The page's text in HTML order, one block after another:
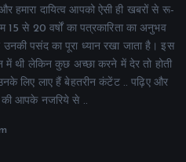
हमारा दायित्व आपको ऐसी ही खबरों से रू-
से 20 वर्षों का पत्रकारिता का अनुभव
पसंद का पूरा ध्यान रखा जाता है। इस
में थी लेकिन कुछ अच्छा करने में देर तो होती
लिए लाए हैं बेहतरीन कंटेंट .. पढ़िए और
की आपके नजरिये से ..